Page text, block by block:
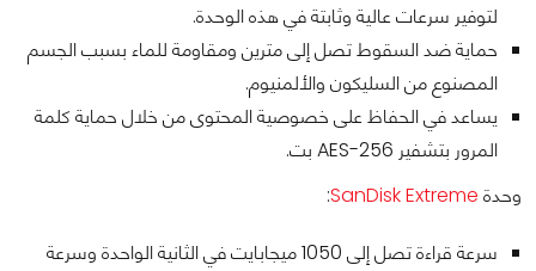
لتوفير سرعات عالية وثابتة في هذه الوحدة.
حماية ضد السقوط تصل إلى مترين ومقاومة للماء بسبب الجسم
المصنوع من السليكون والألمنيوم.
يساعد في الحفاظ على خصوصية المحتوى من خلال حماية كلمة
المرور بتشفير AES-256 بت.
وحدة SanDisk Extreme
:
سرعة قراءة تصل إلى 1050 ميجابايت في الثانية الواحدة وسرعة